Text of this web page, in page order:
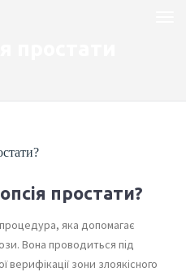
простати?
процедура, яка допомагає
Вона проводиться під
зони злоякісного